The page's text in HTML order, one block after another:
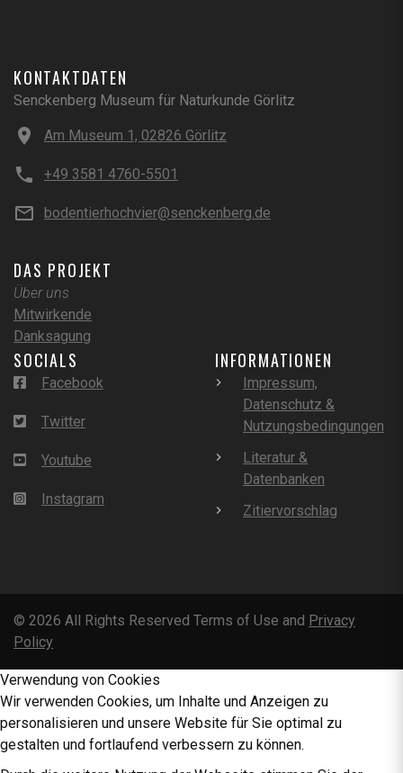
KONTAKTDATEN
Senckenberg Museum für Naturkunde Görlitz
Am Museum 1, 02826 Görlitz
+49 3581 4760-5501
bodentierhochvier@senckenberg.de
DAS PROJEKT
Über uns
Mitwirkende
Danksagung
SOCIALS
Facebook
Twitter
Youtube
Instagram
INFORMATIONEN
Impressum,
Datenschutz &
Nutzungsbedingungen
Literatur &
Datenbanken
Zitiervorschlag
© 2026 All Rights Reserved Terms of Use and Privacy
Policy
Verwendung von Cookies
Wir verwenden Cookies, um Inhalte und Anzeigen zu
personalisieren und unsere Website für Sie optimal zu
gestalten und fortlaufend verbessern zu können.